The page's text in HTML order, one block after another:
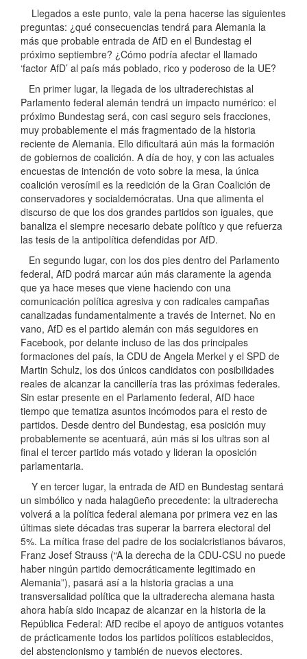
Llegados a este punto, vale la pena hacerse las siguientes
preguntas: ¿qué consecuencias tendrá para Alemania la
más que probable entrada de AfD en el Bundestag el
próximo septiembre? ¿Cómo podría afectar el llamado
‘factor AfD’ al país más poblado, rico y poderoso de la UE?
En primer lugar, la llegada de los ultraderechistas al
Parlamento federal alemán tendrá un impacto numérico: el
próximo Bundestag será, con casi seguro seis fracciones,
muy probablemente el más fragmentado de la historia
reciente de Alemania. Ello dificultará aún más la formación
de gobiernos de coalición. A día de hoy, y con las actuales
encuestas de intención de voto sobre la mesa, la única
coalición verosímil es la reedición de la Gran Coalición de
conservadores y socialdemócratas. Una que alimenta el
discurso de que los dos grandes partidos son iguales, que
banaliza el siempre necesario debate político y que refuerza
las tesis de la antipolítica defendidas por AfD.
En segundo lugar, con los dos pies dentro del Parlamento
federal, AfD podrá marcar aún más claramente la agenda
que ya hace meses que viene haciendo con una
comunicación política agresiva y con radicales campañas
canalizadas fundamentalmente a través de Internet. No en
vano, AfD es el partido alemán con más seguidores en
Facebook, por delante incluso de las dos principales
formaciones del país, la CDU de Angela Merkel y el SPD de
Martin Schulz, los dos únicos candidatos con posibilidades
reales de alcanzar la cancillería tras las próximas federales.
Sin estar presente en el Parlamento federal, AfD hace
tiempo que tematiza asuntos incómodos para el resto de
partidos. Desde dentro del Bundestag, esa posición muy
probablemente se acentuará, aún más si los ultras son al
final el tercer partido más votado y lideran la oposición
parlamentaria.
Y en tercer lugar, la entrada de AfD en Bundestag sentará
un simbólico y nada halagüeño precedente: la ultraderecha
volverá a la política federal alemana por primera vez en las
últimas siete décadas tras superar la barrera electoral del
5%. La mítica frase del padre de los socialcristianos bávaros,
Franz Josef Strauss (“A la derecha de la CDU-CSU no puede
haber ningún partido democráticamente legitimado en
Alemania”), pasará así a la historia gracias a una
transversalidad política que la ultraderecha alemana hasta
ahora había sido incapaz de alcanzar en la historia de la
República Federal: AfD recibe el apoyo de antiguos votantes
de prácticamente todos los partidos políticos establecidos,
del abstencionismo y también de nuevos electores.